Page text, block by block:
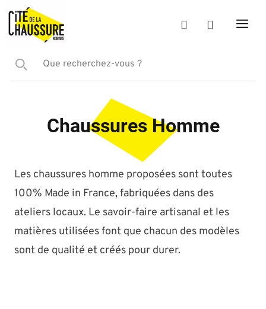
Chaussures Homme
Les chaussures homme proposées sont toutes
100% Made in France, fabriquées dans des
ateliers locaux. Le savoir-faire artisanal et les
matières utilisées font que chacun des modèles
sont de qualité et créés pour durer.